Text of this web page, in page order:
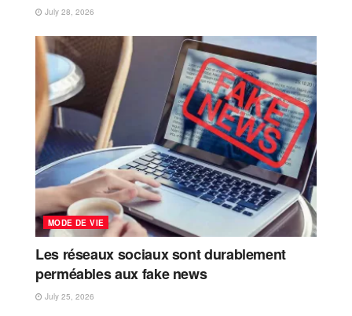
July 28, 2026
MODE DE VIE
Les réseaux sociaux sont durablement
perméables aux fake news
July 25, 2026